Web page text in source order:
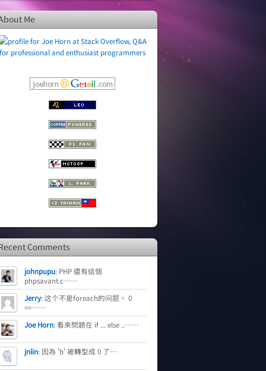
Me
Comments
johnpupu: PHP 還有這個
phpsavant.c……
Jerry:这个不是foreach的问题。 0
==……
Joe Horn:看來問題在 if ... else ..……
jnlin: 因為 'b' 被轉型成 0 了…